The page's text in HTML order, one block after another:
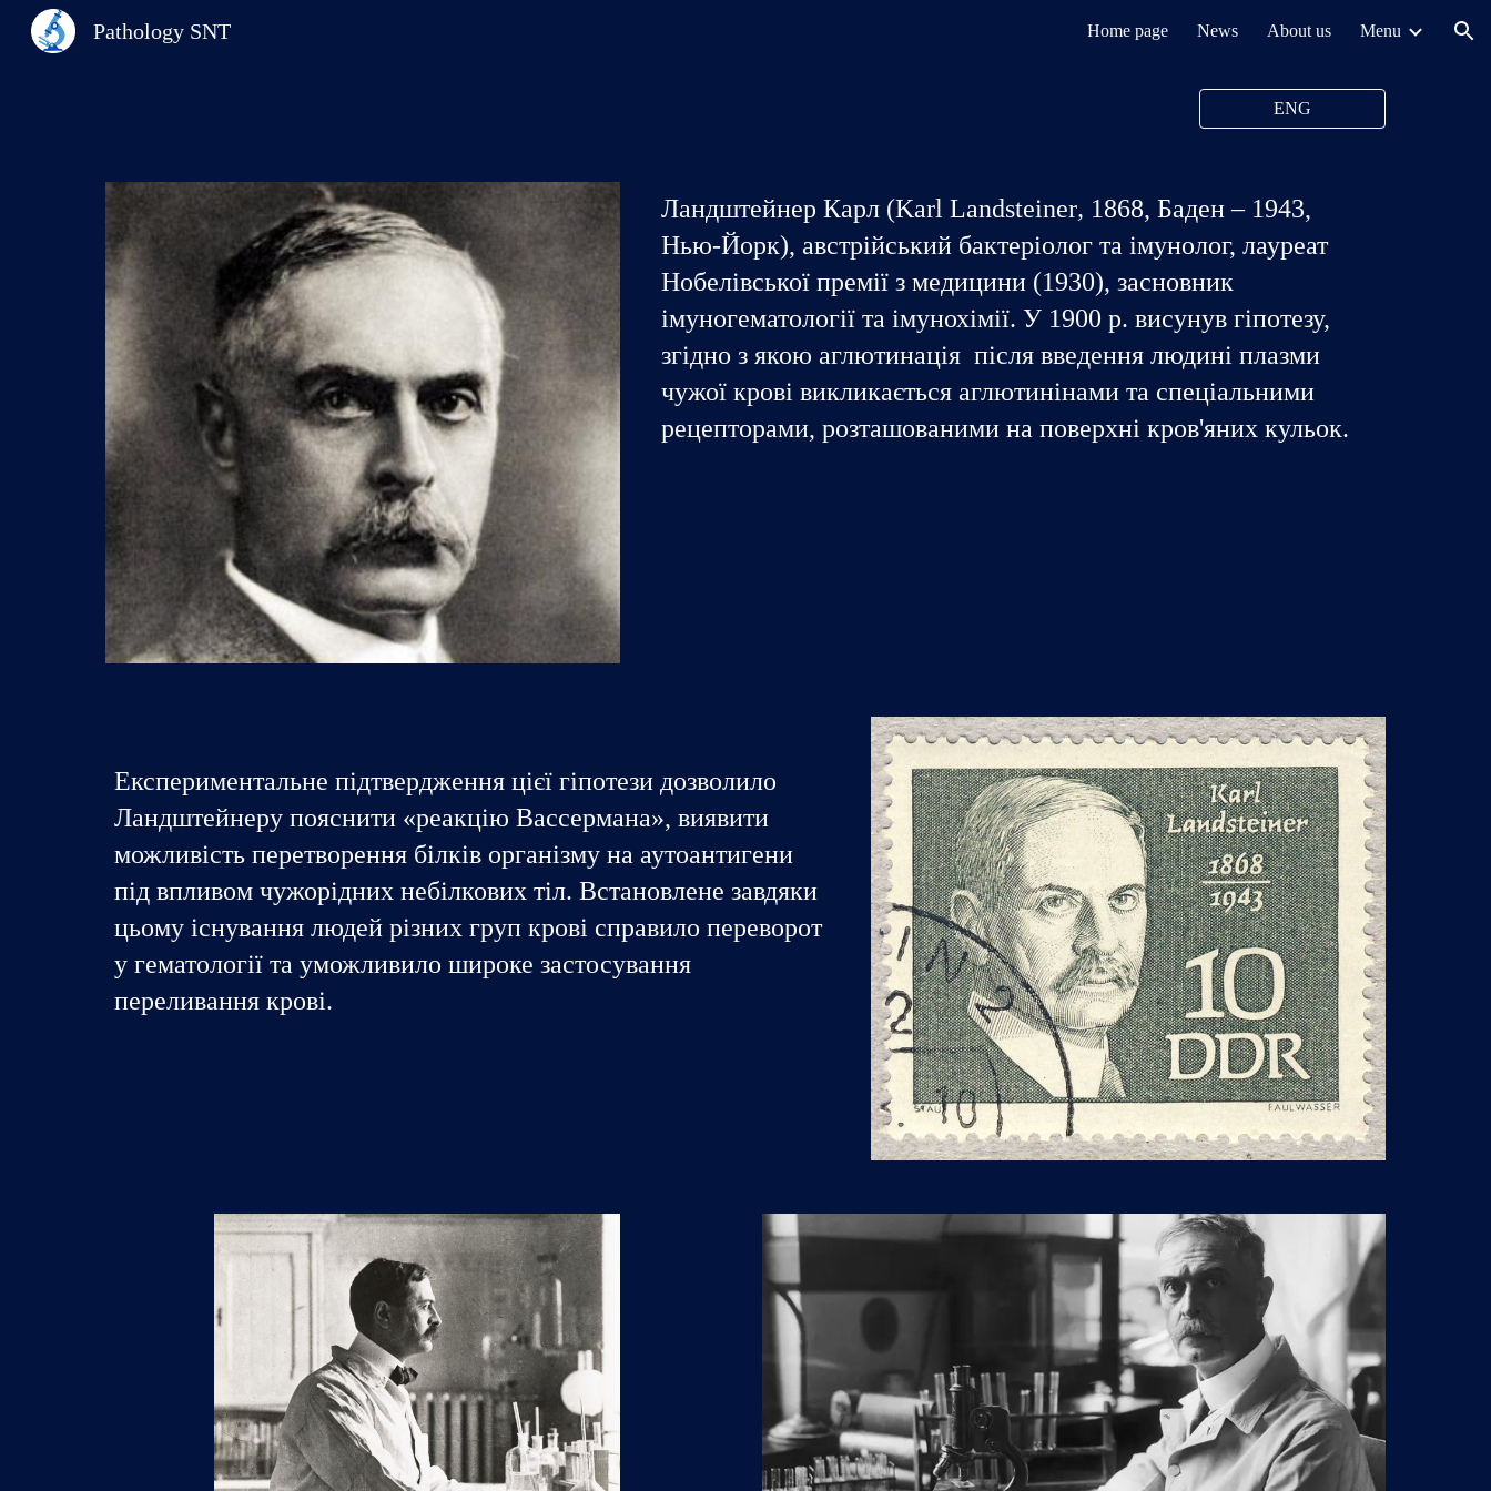
Pathology SNT Home page News About us Menu
ENG
Ландштейнер Карл (Karl Landsteiner, 1868, Баден – 1943,
Нью-Йорк), австрійський бактеріолог та імунолог, лауреат
Нобелівської премії з медицини (1930), засновник
імуногематології та імунохімії. У 1900 р. висунув гіпотезу,
згідно з якою аглютинація після введення людині плазми
чужої крові викликається аглютинінами та спеціальними
рецепторами, розташованими на поверхні кров'яних кульок.
Експериментальне підтвердження цієї гіпотези дозволило
Ландштейнеру пояснити «реакцію Вассермана», виявити
можливість перетворення білків організму на аутоантигени
під впливом чужорідних небілкових тіл. Встановлене завдяки
цьому існування людей різних груп крові справило переворот
у гематології та уможливило широке застосування
переливання крові.